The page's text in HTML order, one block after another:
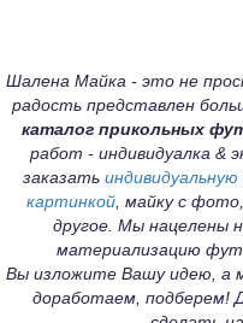
Шалена Майка - это не
радость представлен
каталог прикольных
работ - индивидуалка &
заказать
картинкой, майку с фото,
другое. Мы нацелены
материализацию
Вы изложите Вашу идею, а
доработаем, подберем!